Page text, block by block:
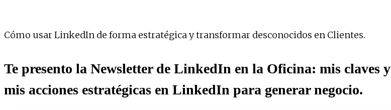
Cómo usar LinkedIn de forma estratégica y transformar desconocidos en Clientes.
Te presento la Newsletter de LinkedIn en la Oficina: mis claves y
mis acciones estratégicas en LinkedIn para generar negocio.